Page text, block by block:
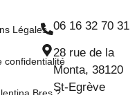
Légales
confidentialité
Bres ?
06 16 32 70 31
28 rue de la
Monta, 38120
St-Egrève